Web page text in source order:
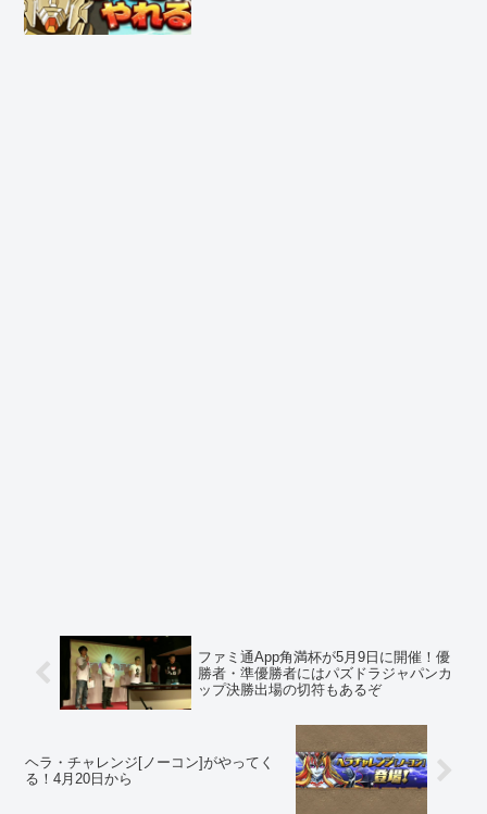
ファミ通App角満杯が5月9日に開催！優
勝者・準優勝者にはパズドラジャパンカ
ップ決勝出場の切符もあるぞ
ヘラ・チャレンジ[ノーコン]がやってく
る！4月20日から